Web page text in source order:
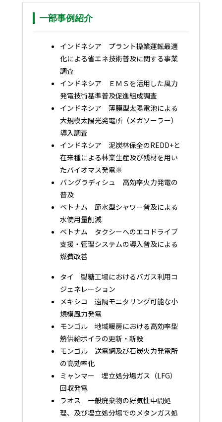
一部事例紹介
インドネシア プラント操業運転最適
化による省エネ技術普及に関する事業
調査
インドネシア ＥＭＳを活用した風力
発電技術基準普及促進組成調査
インドネシア 薄膜型太陽電池による
大規模太陽光発電所（メガソーラー）
導入調査
インドネシア 泥炭林保全のREDD+と
在来種による林業生産及び残材を用い
たバイオマス発電※
バングラディシュ 高効率火力発電の
普及
ベトナム 節水型シャワー普及による
水使用量削減
ベトナム タクシーへのエコドライブ
支援・管理システムの導入普及による
燃費改善
タイ 製糖工場におけるバガス利用コ
ジェネレーション
メキシコ 遠隔モニタリング可能な小
規模風力発電
モンゴル 地域暖房における高効率型
熱供給ボイラの更新・新設
モンゴル 送電網及び石炭火力発電所
の高効率化
ミャンマー 埋立処分場ガス（LFG）
回収発電
ラオス 一般廃棄物の好気性中間処
理、及び埋立処分場でのメタンガス処